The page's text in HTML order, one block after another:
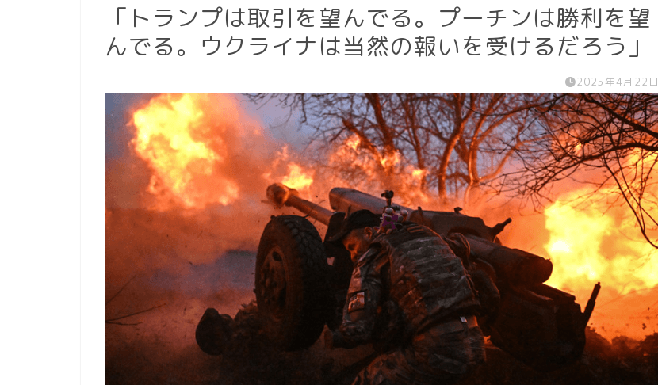
「トランプは取引を望んでる。プーチンは勝利を望
んでる。ウクライナは当然の報いを受けるだろう」
2025年4月22日